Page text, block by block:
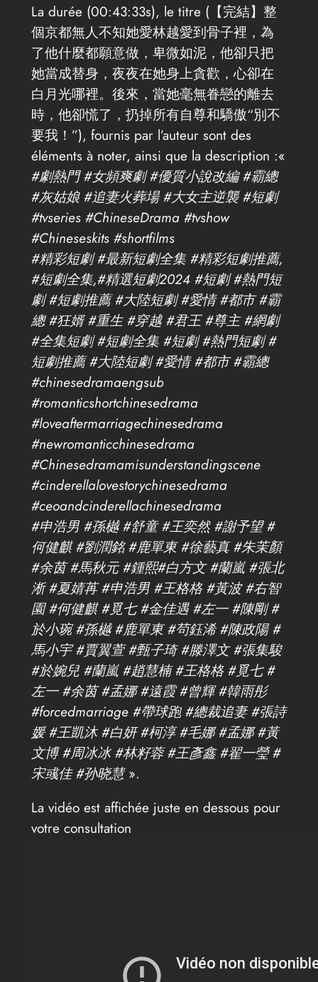
La durée (00:43:33s), le titre (【完結】整
個京都無人不知她愛林越愛到骨子裡，為
了他什麼都願意做，卑微如泥，他卻只把
她當成替身，夜夜在她身上貪歡，心卻在
白月光哪裡。後來，當她毫無眷戀的離去
時，他卻慌了，扔掉所有自尊和驕傲“別不
要我！”), fournis par l’auteur sont des
éléments à noter, ainsi que la description :«
#劇熱門 #女頻爽劇 #優質小說改編 #霸總
#灰姑娘 #追妻火葬場 #大女主逆襲 #短劇
#tvseries #ChineseDrama #tvshow
#Chineseskits #shortfilms
#精彩短劇 #最新短劇全集 #精彩短劇推薦,
#短劇全集,#精選短劇2024 #短劇 #熱門短
劇 #短劇推薦 #大陸短劇 #愛情 #都市 #霸
總 #狂婿 #重生 #穿越 #君王 #尊主 #網劇
#全集短劇 #短劇全集 #短劇 #熱門短劇 #
短劇推薦 #大陸短劇 #愛情 #都市 #霸總
#chinesedramaengsub
#romanticshortchinesedrama
#loveaftermarriagechinesedrama
#newromanticchinesedrama
#Chinesedramamisunderstandingscene
#cinderellalovestorychinesedrama
#ceoandcinderellachinesedrama
#申浩男 #孫樾 #舒童 #王奕然 #謝予望 #
何健麒 #劉潤銘 #鹿單東 #徐藝真 #朱茉顏
#余茵 #馬秋元 #鍾熙#白方文 #蘭嵐 #張北
淅 #夏婧苒 #申浩男 #王格格 #黃波 #右智
園 #何健麒 #覓七 #金佳遇 #左一 #陳剛 #
於小琬 #孫樾 #鹿單東 #茍鈺浠 #陳政陽 #
馬小宇 #賈翼萱 #甄子琦 #滕澤文 #張集駿
#於婉兒 #蘭嵐 #趙慧楠 #王格格 #覓七 #
左一 #余茵 #孟娜 #遠霞 #曾輝 #韓雨彤
#forcedmarriage #帶球跑 #總裁追妻 #張詩
媛 #王凱沐 #白妍 #柯淳 #毛娜 #孟娜 #黃
文博 #周冰冰 #林籽蓉 #王彥鑫 #翟一瑩 #
宋彧佳 #孙晓慧».
La vidéo est affichée juste en dessous pour
votre consultation